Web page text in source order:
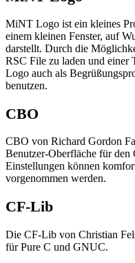
MiNT Logo ist ein kleines
einem kleinen Fenster, auf
darstellt. Durch die
RSC File zu laden und
Logo auch als
benutzen.
CBO
CBO von Richard Gordon
Benutzer-Oberfläche für
Einstellungen können
vorgenommen werden.
CF-Lib
Die CF-Lib von Christian
für Pure C und GNUC.